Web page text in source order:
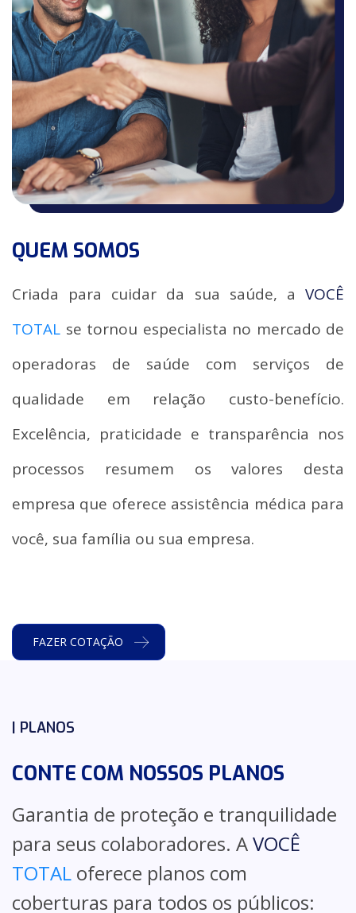
QUEM SOMOS
Criada para cuidar da sua saúde, a VOCÊ
TOTAL se tornou especialista no mercado de
operadoras de saúde com serviços de
qualidade em relação custo-benefício.
Excelência, praticidade e transparência nos
processos resumem os valores desta
empresa que oferece assistência médica para
você, sua família ou sua empresa.
FAZER COTAÇÃO
| PLANOS
CONTE COM NOSSOS PLANOS
Garantia de proteção e tranquilidade
para seus colaboradores. AVOCÊ
TOTAL oferece planos com
coberturas para todos os públicos: